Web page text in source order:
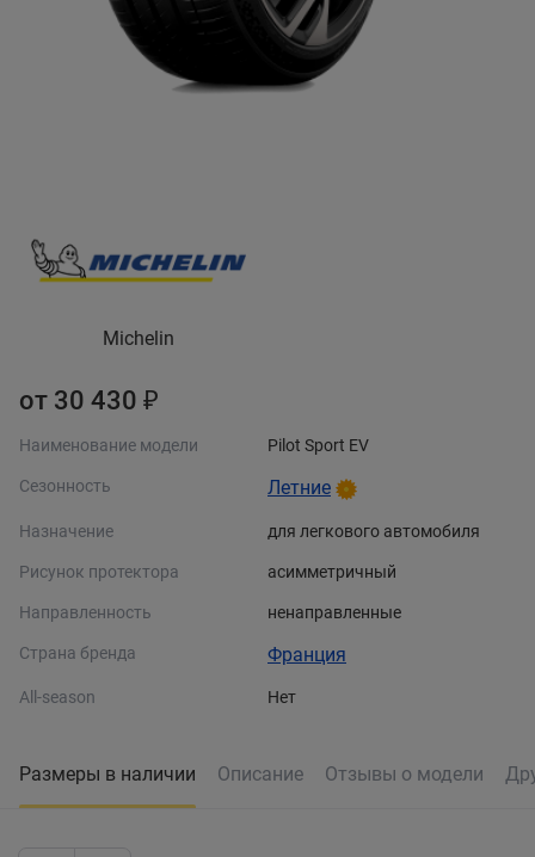
Michelin
от 30 430 ₽
Наименование модели Pilot Sport EV
Сезонность Летние
Назначение для легкового автомобиля
Рисунок протектора асимметричный
Направленность ненаправленные
Страна бренда Франция
All-season Нет
Размеры в наличии Описание Отзывы о модели